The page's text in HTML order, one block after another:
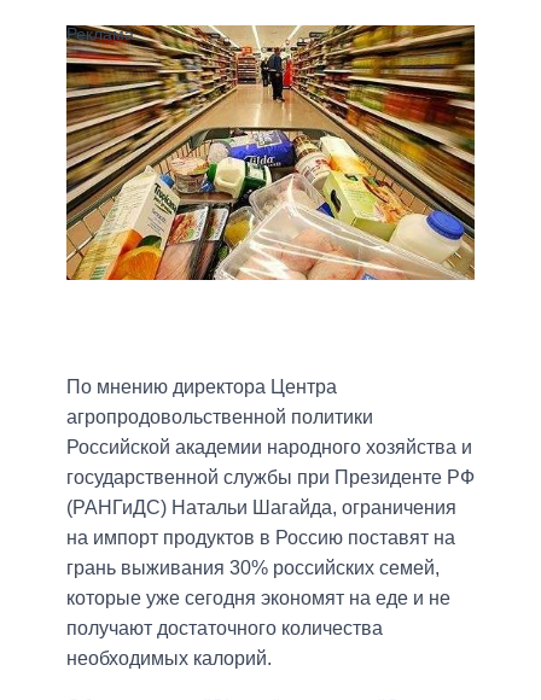
По мнению директора Центра
агропродовольственной политики
Российской академии народного хозяйства и
государственной службы при Президенте РФ
(РАНГиДС) Натальи Шагайда, ограничения
на импорт продуктов в Россию поставят на
грань выживания 30% российских семей,
которые уже сегодня экономят на еде и не
получают достаточного количества
необходимых калорий.